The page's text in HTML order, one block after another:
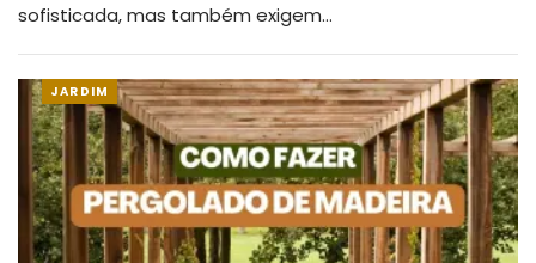
sofisticada, mas também exigem…
JARDIM